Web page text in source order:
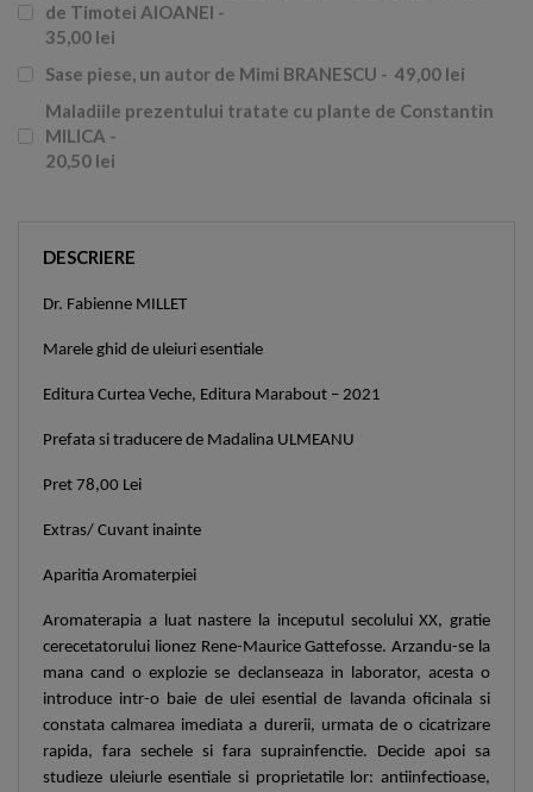
de Timotei AIOANEI -
35,00 lei
Sase piese, un autor de Mimi BRANESCU - 49,00 lei
Maladiile prezentului tratate cu plante de Constantin
MILICA -
20,50 lei
DESCRIERE
Dr. Fabienne MILLET
Marele ghid de uleiuri esentiale
Editura Curtea Veche, Editura Marabout – 2021
Prefata si traducere de Madalina ULMEANU
Pret 78,00 Lei
Extras/ Cuvant inainte
Aparitia Aromaterpiei
Aromaterapia a luat nastere la inceputul secolului XX, gratie
cerecetatorului lionez Rene-Maurice Gattefosse. Arzandu-se la
mana cand o explozie se declanseaza in laborator, acesta o
introduce intr-o baie de ulei esential de lavanda oficinala si
constata calmarea imediata a durerii, urmata de o cicatrizare
rapida, fara sechele si fara suprainfenctie. Decide apoi sa
studieze uleiurle esentiale si proprietatile lor: antiinfectioase,